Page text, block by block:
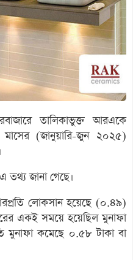
তালিকাভুক্ত আরএকে
(জানুয়ারি-জুন ২০২৫)
তথ্য জানা গেছে।
লোকসান হয়েছে (০.৪৯)
একই সময়ে হয়েছিল মুনাফা
মুনাফা কমেছে ০.৫৮ টাকা বা